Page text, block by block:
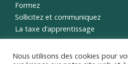
Formez
Sollicitez et communiquez
La taxe d’apprentissage
English
Nous utilisons des cookies pour